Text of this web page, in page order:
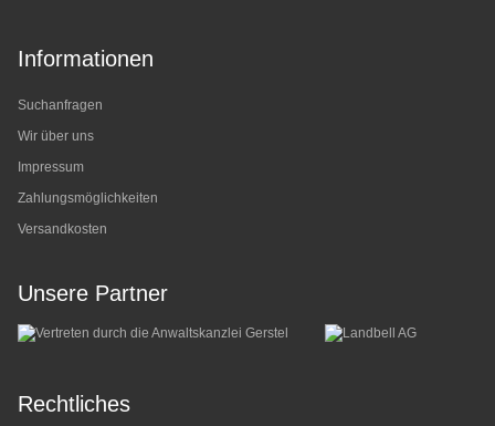
Informationen
Suchanfragen
Wir über uns
Impressum
Zahlungsmöglichkeiten
Versandkosten
Unsere Partner
Rechtliches